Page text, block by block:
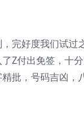
完好度我们试过
Z付出免签，十
批，号码吉凶，